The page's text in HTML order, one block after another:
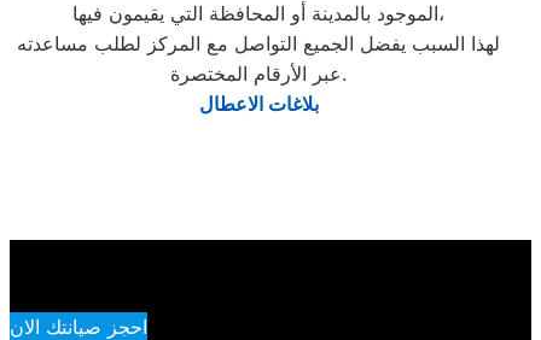
الموجود بالمدينة أو المحافظة التي يقيمون فيها،
لهذا السبب يفضل الجميع التواصل مع المركز لطلب مساعدته
عبر الأرقام المختصرة.
بلاغات الاعطال
احجز صيانتك الان